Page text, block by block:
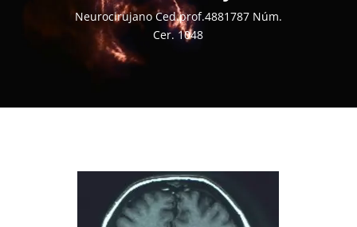
Neurocirujano Ced.prof.4881787 Núm.
Cer. 1048